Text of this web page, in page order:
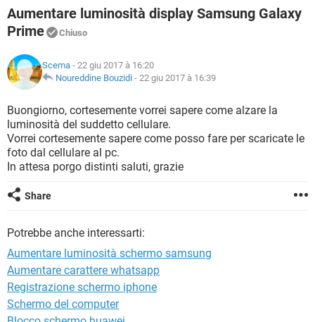
INSTAGRAM WHATSAPP
TIKTOK
HARDWARE
iOS
TIKTOK FACEBOOK
COVID-19 GAMING
INTRATTENIMENTO
iOS
INSTAGRAM
TIKTOK FACEBOOK
HARDWARE
FORUM
INTRATTENIMENTO ANDROID
INSTAGRAM
TIKTOK FACEBOOK
HARDWARE
GLOSSARIO
COVID-19
INTRATTENIMENTO ANDROID
iOS WINDOWS 10
INSTAGRAM
Aumentare luminosità display Samsung Galaxy
Prime
Chiuso
Scema - 22 giu 2017 à 16:20
Noureddine Bouzidi - 22 giu 2017 à 16:39
Buongiorno, cortesemente vorrei sapere come alzare la
luminosità del suddetto cellulare.
Vorrei cortesemente sapere come posso fare per scaricate le
foto dal cellulare al pc.
In attesa porgo distinti saluti, grazie
Share
Potrebbe anche interessarti:
Aumentare luminosità schermo samsung
Aumentare carattere whatsapp
Registrazione schermo iphone
Schermo del computer